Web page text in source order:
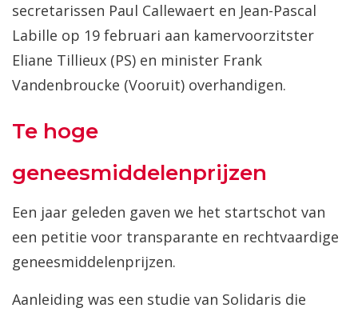
secretarissen Paul Callewaert en Jean-Pascal
Labille op 19 februari aan kamervoorzitster
Eliane Tillieux (PS) en minister Frank
Vandenbroucke (Vooruit) overhandigen.
Te hoge
geneesmiddelenprijzen
Een jaar geleden gaven we het startschot van
een petitie voor transparante en rechtvaardige
geneesmiddelenprijzen.
Aanleiding was een studie van Solidaris die